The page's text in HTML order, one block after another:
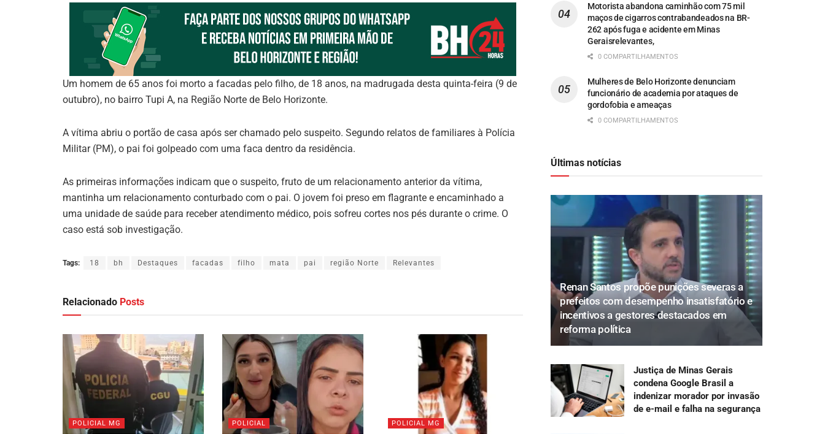
Um homem de 65 anos foi morto a facadas pelo filho, de 18 anos, na madrugada desta quinta-feira (9 de
outubro), no bairro Tupi A, na Região Norte de Belo Horizonte.
A vítima abriu o portão de casa após ser chamado pelo suspeito. Segundo relatos de familiares à Polícia
Militar (PM), o pai foi golpeado com uma faca dentro da residência.
As primeiras informações indicam que o suspeito, fruto de um relacionamento anterior da vítima,
mantinha um relacionamento conturbado com o pai. O jovem foi preso em flagrante e encaminhado a
uma unidade de saúde para receber atendimento médico, pois sofreu cortes nos pés durante o crime. O
caso está sob investigação.
Tags: 18 bh Destaques facadas filho mata pai região Norte Relevantes
Relacionado Posts
POLICIAL MG POLICIAL POLICIAL MG
Motorista abandona caminhão com 75 mil
maços de cigarros contrabandeados na BR-
262 após fuga e acidente em Minas
Geraisrelevantes,
0 COMPARTILHAMENTOS
Mulheres de Belo Horizonte denunciam
funcionário de academia por ataques de
gordofobia e ameaças
0 COMPARTILHAMENTOS
Últimas notícias
Renan Santos propõe punições severas a
prefeitos com desempenho insatisfatório e
incentivos a gestores destacados em
reforma política
Justiça de Minas Gerais
condena Google Brasil a
indenizar morador por invasão
de e-mail e falha na segurança